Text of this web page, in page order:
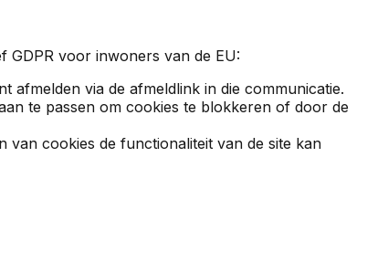
GDPR voor inwoners van de EU:
via de afmeldlink in die communicatie.
te passen om cookies te blokkeren of door de
cookies de functionaliteit van de site kan